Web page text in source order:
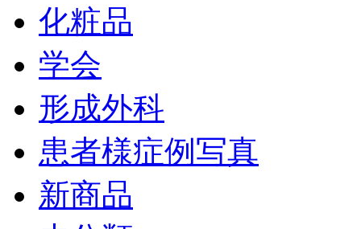
化粧品
学会
形成外科
患者様症例写真
新商品